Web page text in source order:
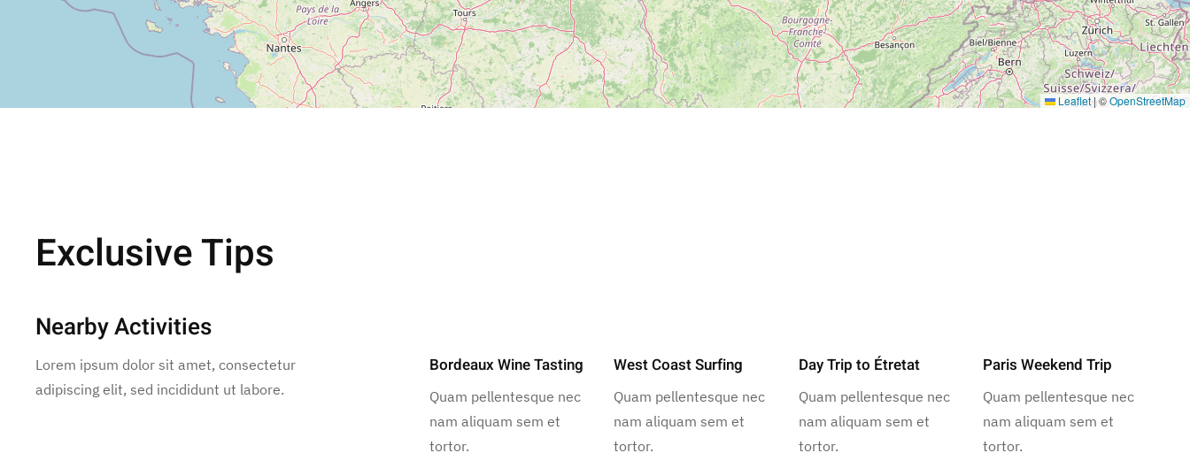
Leaflet|©OpenStreetMap
Exclusive Tips
Nearby Activities
Lorem ipsum dolor sit amet, consectetur
adipiscing elit, sed incididunt ut labore.
Bordeaux Wine Tasting
Quam pellentesque nec
nam aliquam sem et
tortor.
West Coast Surfing
Quam pellentesque nec
nam aliquam sem et
tortor.
Day Trip to Étretat
Quam pellentesque nec
nam aliquam sem et
tortor.
Paris Weekend Trip
Quam pellentesque nec
nam aliquam sem et
tortor.